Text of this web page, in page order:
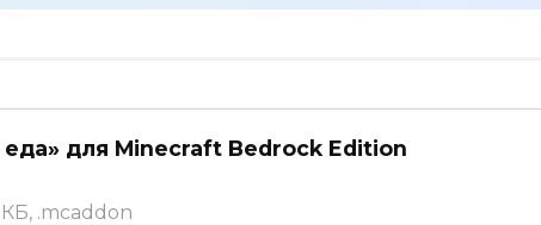
для Minecraft Bedrock Edition
КБ, .mcaddon